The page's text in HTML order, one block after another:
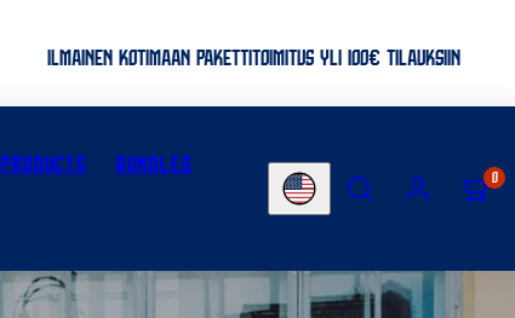
ILMAINEN KOTIMAAN PAKETTITOIMITUS YLI 100€ TILAUKSIIN
BUNDLES
Country/region
SEARCH ACCOUNTVIEW
MY
(0)
0